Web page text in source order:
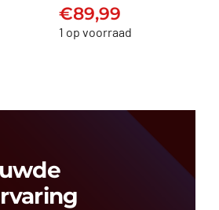
€89,99
€89,99
1 op voorraad